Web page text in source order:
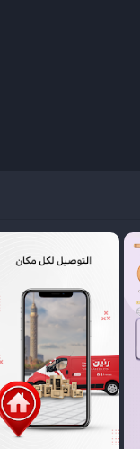
من الميزات التي
تشمل:
التكييفات،
المكاوي، والدفايات.
وأجهزة الكمبيوتر.
والستائر.